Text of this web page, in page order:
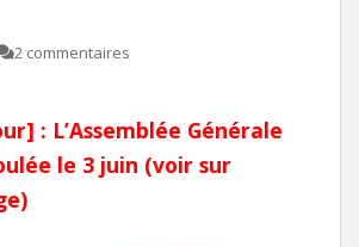
2 commentaires
: L’Assemblée Générale
le 3 juin (voir sur
)